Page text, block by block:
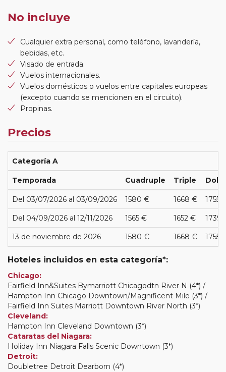
No incluye
Cualquier extra personal, como teléfono, lavandería,
bebidas, etc.
Visado de entrada.
Vuelos internacionales.
Vuelos domésticos o vuelos entre capitales europeas
(excepto cuando se mencionen en el circuito).
Propinas.
Precios
Categoría A
Temporada Cuadruple Triple
Del 03/07/2026 al 03/09/2026 1580 € 1668 € 1755
Del 04/09/2026 al 12/11/2026 1565 € 1652 € 1739
13 de noviembre de 2026 1580 € 1668 € 1755
Hoteles incluidos en esta categoría*:
Chicago:
Fairfield Inn&Suites Bymarriott Chicagodtn River N (4*) /
Hampton Inn Chicago Downtown/Magnificent Mile (3*) /
Fairfield Inn Suites Marriott Downtown River North (3*)
Cleveland:
Hampton Inn Cleveland Downtown (3*)
Cataratas del Niagara:
Holiday Inn Niagara Falls Scenic Downtown (3*)
Detroit:
Doubletree Detroit Dearborn (4*)